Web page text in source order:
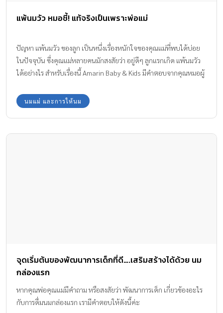
แพ้นมวัว หมอชี้! แท้จริงเป็นเพราะพ่อแม่
ปัญหา แพ้นมวัว ของลูก เป็นหนึ่งเรื่องหนักใจของคุณแม่ที่พบได้บ่อย
ในปัจจุบัน ซึ่งคุณแม่หลายคนมักสงสัยว่า อยู่ดีๆ ลูกแรกเกิด แพ้นมวัว
ได้อย่างไร สำหรับเรื่องนี้ Amarin Baby & Kids มีคำตอบจากคุณหมอผู้
นมแม่ และการให้นม
จุดเริ่มต้นของพัฒนาการเด็กที่ดี….เสริมสร้างได้ด้วย นม
กล่องแรก
หากคุณพ่อคุณแม่มีคำถาม หรือสงสัยว่า พัฒนาการเด็ก เกี่ยวข้องอะไร
กับการดื่มนมกล่องแรก เรามีคำตอบให้ดังนี้ค่ะ